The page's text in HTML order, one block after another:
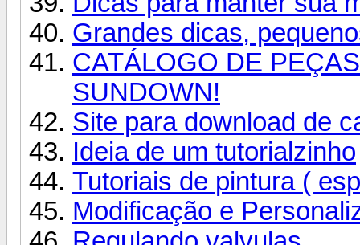
Grandes dicas,
CATÁLOGO DE
SUNDOWN!
Site para download de
Ideia de um tutorialzinho
Tutoriais de pintura (
Modificação e